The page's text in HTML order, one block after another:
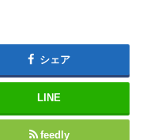
シェア
LINE
feedly